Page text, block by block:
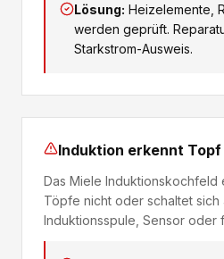
Lösung: Heizelemente,
werden geprüft.
Starkstrom-Ausweis.
Induktion erkennt
Das Miele Induktionskochfeld
Töpfe nicht oder schaltet
Induktionsspule, Sensor oder